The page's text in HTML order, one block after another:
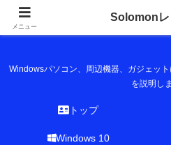
Solomonレ
Windowsパソコン、周辺機器、ガジェッ
を説明し
トップ
Windows 10
メニュー
Solomonレ